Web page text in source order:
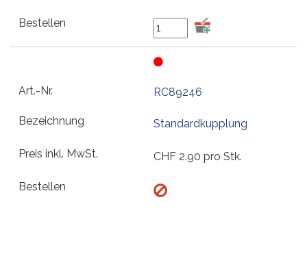
RC89246
Standardkupplung
CHF 2.90 pro Stk.